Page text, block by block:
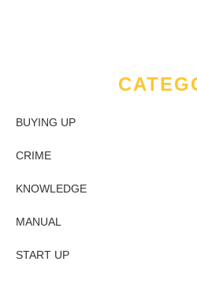
BUYING UP
CRIME
KNOWLEDGE
MANUAL
START UP